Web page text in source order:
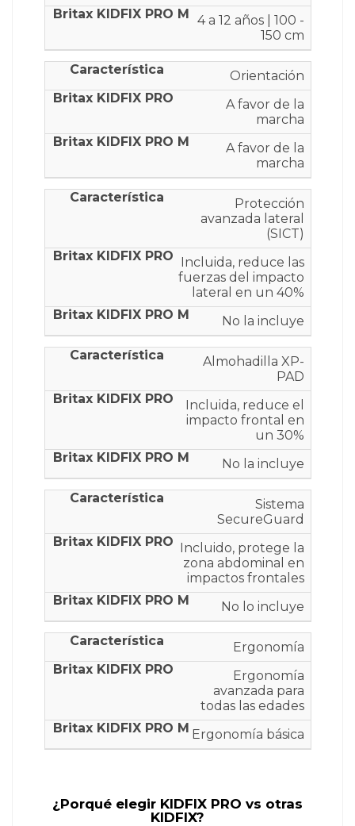
4 a 12 años | 100 -
150 cm
Orientación
A favor de la
marcha
A favor de la
marcha
Protección
avanzada lateral
(SICT)
Incluida, reduce las
fuerzas del impacto
lateral en un 40%
No la incluye
Almohadilla XP-
PAD
Incluida, reduce el
impacto frontal en
un 30%
No la incluye
Sistema
SecureGuard
Incluido, protege la
zona abdominal en
impactos frontales
No lo incluye
Ergonomía
Ergonomía
avanzada para
todas las edades
Ergonomía básica
¿Porqué elegir KIDFIX PRO vs otras
KIDFIX?